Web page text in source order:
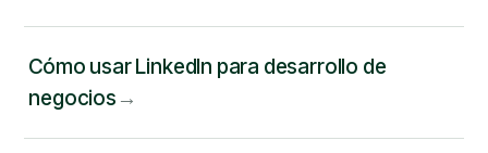
Cómo usar LinkedIn para desarrollo de
negocios